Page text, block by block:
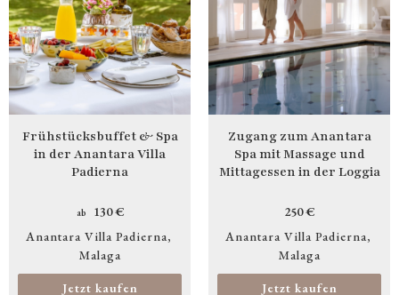
Frühstücksbuffet & Spa
in der Anantara Villa
Padierna
ab
130 €
Anantara Villa Padierna
Malaga
Jetzt kaufen
Zugang zum Anantara
Spa mit Massage und
Mittagessen in der Loggia
250 €
Anantara Villa Padierna
Malaga
Jetzt kaufen